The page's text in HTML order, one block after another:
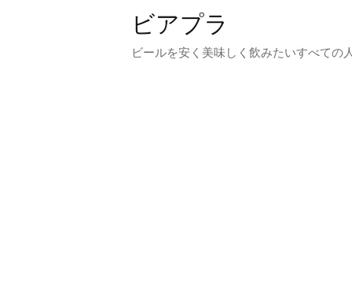
ビアプラ
ビールを安く美味しく飲みたいすべての